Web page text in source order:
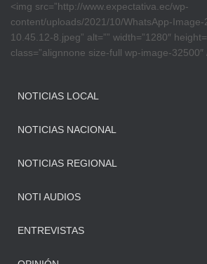
<img src=”http://www.expectativa.ec/wp-
content/uploads/2021/10/WhatsApp-
10.45.12-8.jpeg” alt=”” width=”1280″
class=”alignnone size-full wp-image-32500″
NOTICIAS LOCAL
NOTICIAS NACIONAL
NOTICIAS REGIONAL
NOTI AUDIOS
ENTREVISTAS